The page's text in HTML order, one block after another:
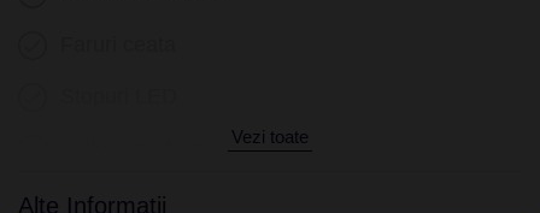
Sistem Start/Stop
Vezi toate
Alte Informatii